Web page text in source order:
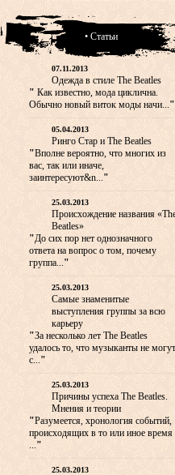
• Статьи
07.11.2013
Одежда в стиле The Beatles
" Как известно, мода циклична.
Обычно новый виток моды начи..."
05.04.2013
Ринго Стар и The Beatles
"Вполне вероятно, что многих из
вас, так или иначе,
заинтересуют&n..."
25.03.2013
Происхождение названия
Beatles»
"До сих пор нет однозначного
ответа на вопрос о том, почему
группа..."
25.03.2013
Самые знаменитые
выступления группы за всю
карьеру
"За несколько лет The Beatles
удалось то, что музыканты не могут
с..."
25.03.2013
Причины успеха The Beatles.
Мнения и теории
"Разумеется, хронология событий,
происходящих в то или иное время
..."
25.03.2013